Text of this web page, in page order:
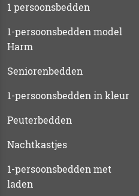
1 persoonsbedden
1-persoonsbedden model
Harm
Seniorenbedden
1-persoonsbedden in kleur
Peuterbedden
Nachtkastjes
1-persoonsbedden met
laden